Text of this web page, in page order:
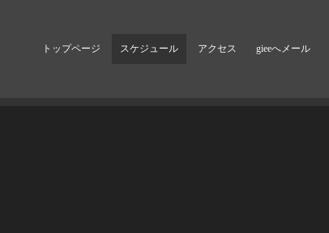
トップページ スケジュール アクセス gieeへメール